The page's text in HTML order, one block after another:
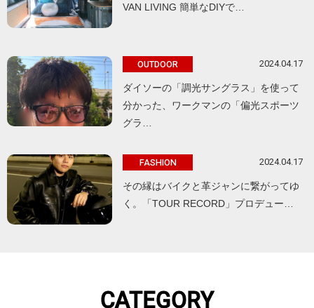
VAN LIVING 簡単なDIYで…
OUTDOOR 2024.04.17
ダイソーの「調光サングラス」を使って
分かった、ワークマンの「偏光スポーツ
グラ…
FASHION 2024.04.17
その縁はバイクと革ジャンに繋がってゆ
く。「TOUR RECORD」プロデュー…
CATEGORY